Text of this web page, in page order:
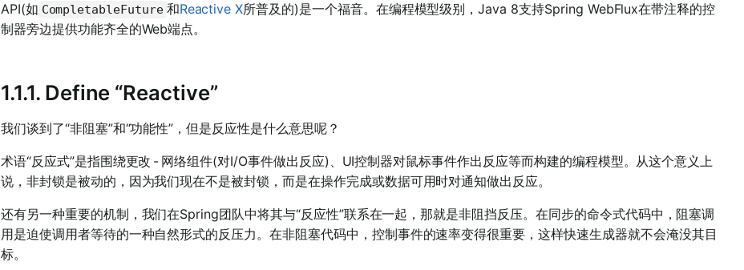
API(如 CompletableFuture 和Reactive X所普及的)是一个福音。在编程模型级别，Java 8支持Spring WebFlux在带注释的控
制器旁边提供功能齐全的Web端点。
1.1.1. Define “Reactive”
我们谈到了“非阻塞”和“功能性”，但是反应性是什么意思呢？
术语“反应式”是指围绕更改 - 网络组件(对I/O事件做出反应)、UI控制器对鼠标事件作出反应等而构建的编程模型。从这个意义上
说，非封锁是被动的，因为我们现在不是被封锁，而是在操作完成或数据可用时对通知做出反应。
还有另一种重要的机制，我们在Spring团队中将其与“反应性”联系在一起，那就是非阻挡反压。在同步的命令式代码中，阻塞调
用是迫使调用者等待的一种自然形式的反压力。在非阻塞代码中，控制事件的速率变得很重要，这样快速生成器就不会淹没其目
标。